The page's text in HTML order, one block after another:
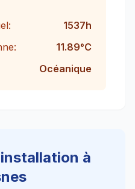
1537h
11.89°C
Océanique
à